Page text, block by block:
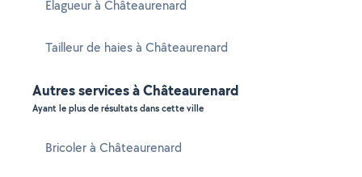
Elagueur à Châteaurenard
Tailleur de haies à Châteaurenard
Autres services à Châteaurenard
Ayant le plus de résultats dans cette ville
Bricoler à Châteaurenard